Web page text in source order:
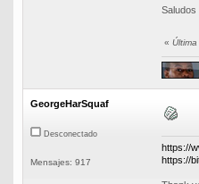
Saludos
«
GeorgeHarSquaf
Desconectado
Mensajes: 917
https://
https://